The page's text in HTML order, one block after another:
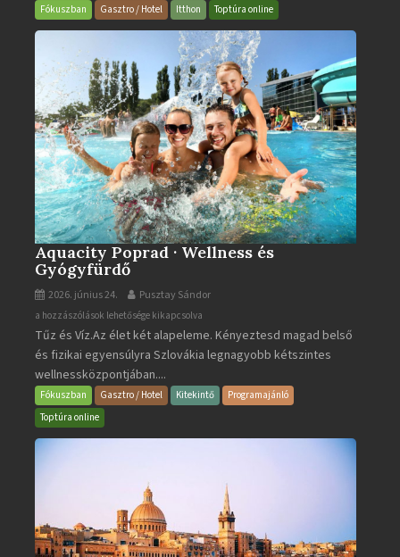
Bar
bejegyzéshez
Fókuszban Gasztro / Hotel Itthon Toptúra online
Aquacity Poprad · Wellness és
Gyógyfürdő
2026. június 24. Pusztay Sándor
Aquacity
Poprad
·
Wellness
és
Gyógyfürdő
a hozzászólások lehetősége kikapcsolva
Tűz és Víz.Az élet két alapeleme. Kényeztesd magad belső
és fizikai egyensúlyra Szlovákia legnagyobb kétszintes
wellnessközpontjában....
Fókuszban Gasztro / Hotel Kitekintő
Programajánló
Toptúra online